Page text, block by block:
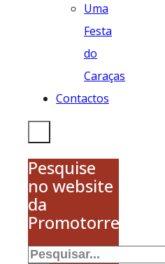
Uma
Festa
do
Caraças
Contactos
Pesquise
no website
da
Promotorres
Pesquisar